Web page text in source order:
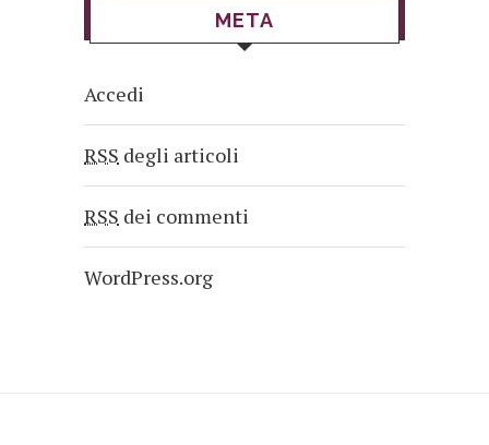
META
Accedi
RSS degli articoli
RSS dei commenti
WordPress.org